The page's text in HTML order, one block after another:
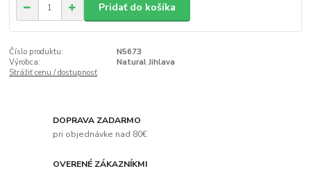
Pridať do košíka
Číslo produktu:
N5673
Výrobca:
Natural Jihlava
Strážiť cenu / dostupnosť
DOPRAVA ZADARMO
pri objednávke nad 80€
OVERENÉ ZÁKAZNÍKMI